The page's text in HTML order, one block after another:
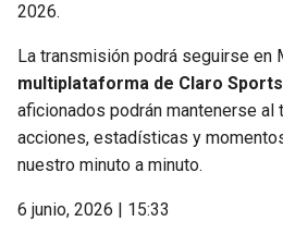
2026.
La transmisión podrá seguirse en
multiplataforma de Claro
aficionados podrán mantenerse al
acciones, estadísticas y
nuestro minuto a minuto.
6 junio, 2026 | 15:33